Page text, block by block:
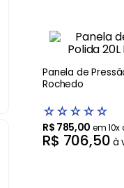
Panela de Pressão
Rochedo
☆☆☆☆☆
R$ 785,00 em10x
R$ 706,50 à
Cervejeira
Balanças
Ar Condicionado